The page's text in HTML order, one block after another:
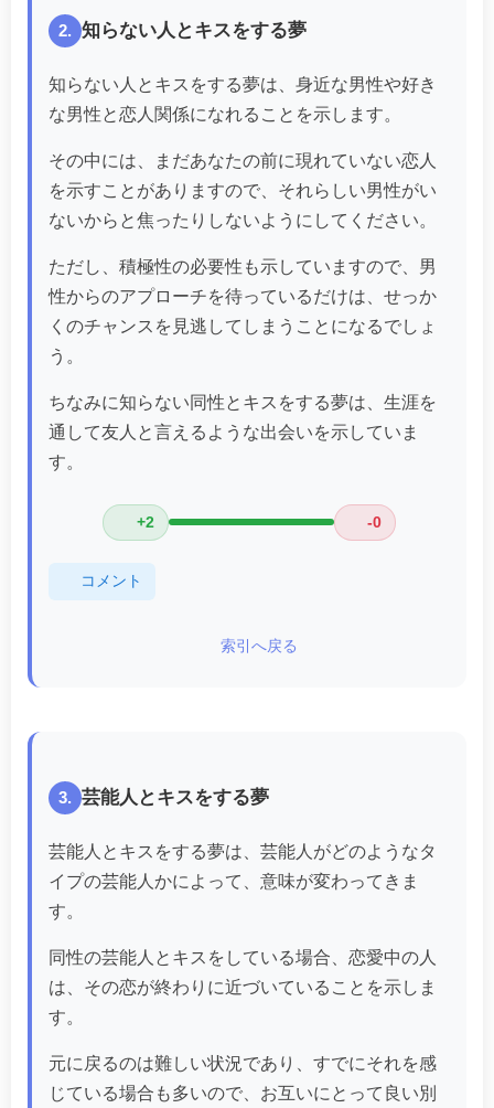
2. 知らない人とキスをする夢
知らない人とキスをする夢は、身近な男性や好き
な男性と恋人関係になれることを示します。
その中には、まだあなたの前に現れていない恋人
を示すことがありますので、それらしい男性がい
ないからと焦ったりしないようにしてください。
ただし、積極性の必要性も示していますので、男
性からのアプローチを待っているだけは、せっか
くのチャンスを見逃してしまうことになるでしょ
う。
ちなみに知らない同性とキスをする夢は、生涯を
通して友人と言えるような出会いを示していま
す。
+2 -0
コメント
索引へ戻る
3. 芸能人とキスをする夢
芸能人とキスをする夢は、芸能人がどのようなタ
イプの芸能人かによって、意味が変わってきま
す。
同性の芸能人とキスをしている場合、恋愛中の人
は、その恋が終わりに近づいていることを示しま
す。
元に戻るのは難しい状況であり、すでにそれを感
じている場合も多いので、お互いにとって良い別